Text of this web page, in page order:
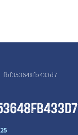
fbf353648fb433d7